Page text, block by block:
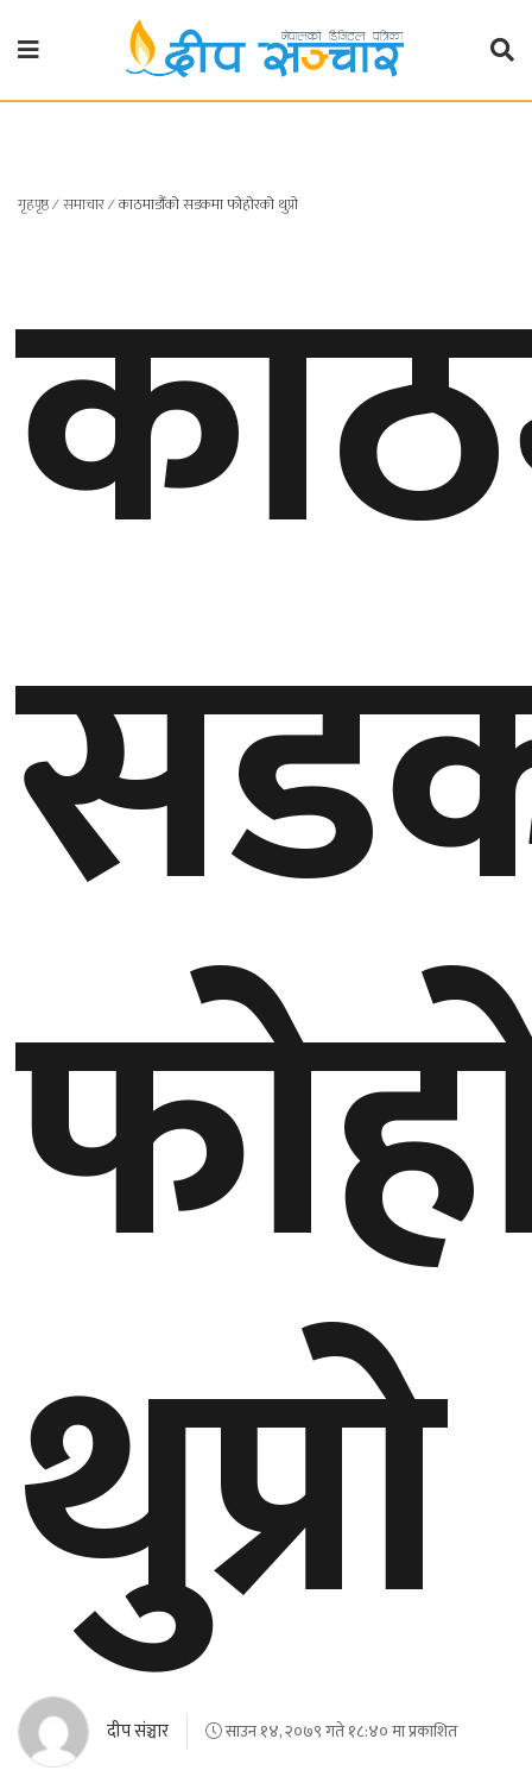
गृहपृष्ठ
प्रदेश
१
प्रदेश
बाग्मती
कर्णाली
सुदूरपश्चिम
प्रदेश
खेलकुद
घुमफिर
अमेरिका
एसिया
क्यानाडा
गृहपृष्ठ∕समाचार∕काठमाडौँको सडकमा फोहोरको थुप्रो
थुप्रो
दीप संञ्चार साउन १४, २०७९ गते १८:४० मा प्रकाशित